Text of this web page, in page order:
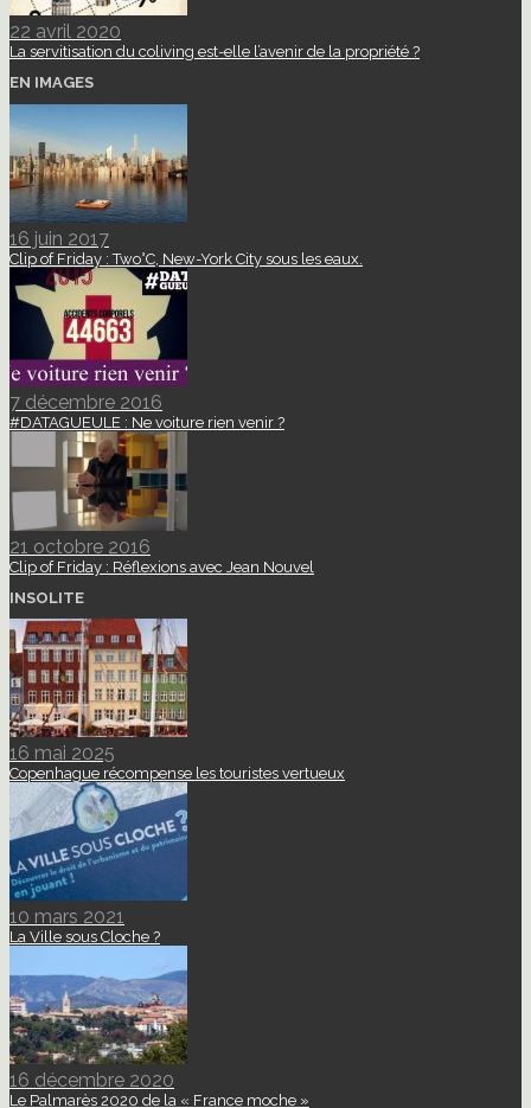
22 avril 2020
La servitisation du coliving est-elle l’avenir de la propriété ?
EN IMAGES
16 juin 2017
Clip of Friday : Two°C, New-York City sous les eaux.
7 décembre 2016
#DATAGUEULE : Ne voiture rien venir ?
21 octobre 2016
Clip of Friday : Réflexions avec Jean Nouvel
INSOLITE
16 mai 2025
Copenhague récompense les touristes vertueux
10 mars 2021
La Ville sous Cloche ?
16 décembre 2020
Le Palmarès 2020 de la « France moche »